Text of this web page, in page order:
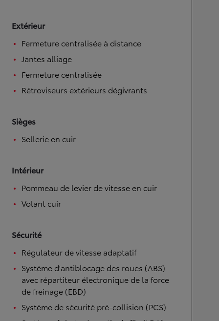
Extérieur
Fermeture centralisée à distance
Jantes alliage
Fermeture centralisée
Rétroviseurs extérieurs dégivrants
Sièges
Sellerie en cuir
Intérieur
Pommeau de levier de vitesse en cuir
Volant cuir
Sécurité
Régulateur de vitesse adaptatif
Système d'antiblocage des roues (ABS)
avec répartiteur électronique de la force
de freinage (EBD)
Système de sécurité pré-collision (PCS)